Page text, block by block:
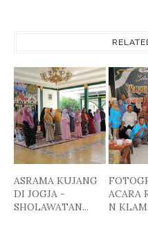
ASRAMA KUJANG
DI JOGJA -
SHOLAWATAN...
ACARA
N